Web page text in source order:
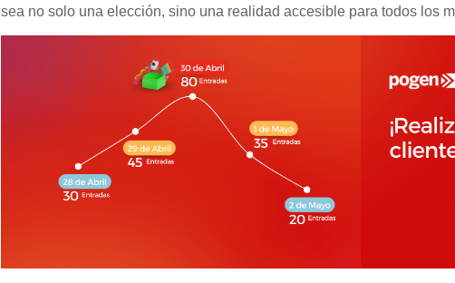
sea no solo una elección, sino una realidad accesible para todos los